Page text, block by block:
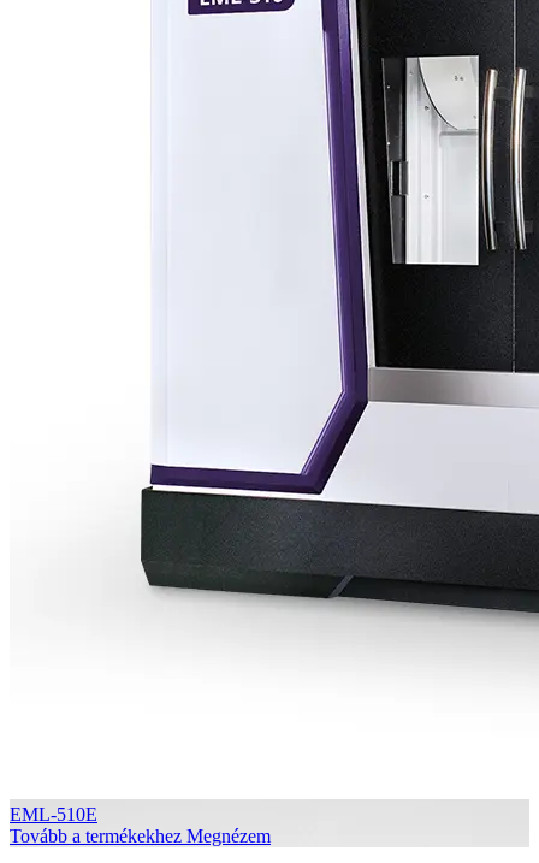
EML-510E
Tovább a termékekhez Megnézem